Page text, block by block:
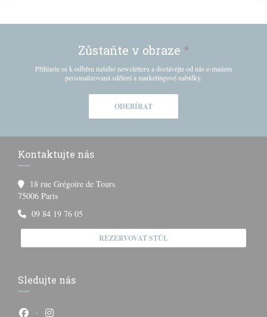
Zůstaňte v obraze *
Přihlaste se k odběru našeho newsletteru a dostávejte od nás e-mailem
personalizovaná sdělení a marketingové nabídky.
ODEBÍRAT
Kontaktujte nás
18 rue Grégoire de Tours
75006 Paris((otevře se v novém okně))
09 84 19 76 05
REZERVOVAT STŮL
Sledujte nás